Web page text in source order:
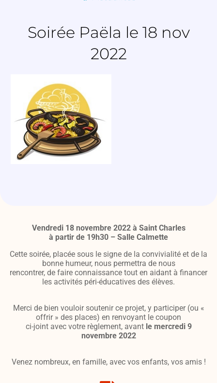
Soirée Paëla le 18 nov
2022
Vendredi 18 novembre 2022 à Saint Charles
à partir de 19h30 – Salle Calmette
Cette soirée, placée sous le signe de la convivialité et de la
bonne humeur, nous permettra de nous
rencontrer, de faire connaissance tout en aidant à financer
les activités péri-éducatives des élèves.
Merci de bien vouloir soutenir ce projet, y participer (ou «
offrir » des places) en renvoyant le coupon
ci-joint avec votre règlement, avant le mercredi 9
novembre 2022
Venez nombreux, en famille, avec vos enfants, vos amis !